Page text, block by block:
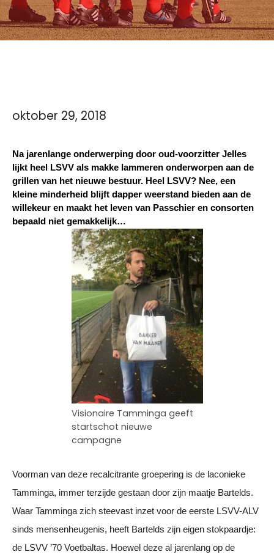
oktober 29, 2018
Na jarenlange onderwerping door oud-voorzitter Jelles
lijkt heel LSVV als makke lammeren onderworpen aan de
grillen van het nieuwe bestuur. Heel LSVV? Nee, een
kleine minderheid blijft dapper weerstand bieden aan de
willekeur en maakt het leven van Passchier en consorten
bepaald niet gemakkelijk…
Visionaire Tamminga geeft
startschot nieuwe
campagne
Voorman van deze recalcitrante groepering is de laconieke
Tamminga, immer terzijde gestaan door zijn maatje Bartelds.
Waar Tamminga zich steevast inzet voor de eerste LSVV-ALV
sinds mensenheugenis, heeft Bartelds zijn eigen stokpaardje:
de LSVV ’70 Voetbaltas. Hoewel deze al jarenlang op de